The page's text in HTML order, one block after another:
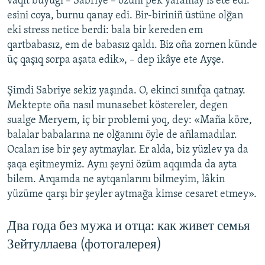
esini coya, burnu qanay edi. Bir-biriniñ üstüne olğan
eki stress netice berdi: bala bir kereden em
qartbabasız, em de babasız qaldı. Biz oña zornen künde
üç qaşıq sorpa aşata edik», – dep ikâye ete Ayşe.
Şimdi Sabriye sekiz yaşında. O, ekinci sınıfqa qatnay.
Mektepte oña nasıl munasebet köstereler, degen
sualge Meryem, iç bir problemi yoq, dey: «Maña köre,
balalar babalarına ne olğanını öyle de añlamadılar.
Ocaları ise bir şey aytmaylar. Er alda, biz yüzlev ya da
şaqa eşitmeymiz. Aynı şeyni özüm aqqımda da ayta
bilem. Arqamda ne aytqanlarını bilmeyim, lâkin
yüzüme qarşı bir şeyler aytmağa kimse cesaret etmey».
Два года без мужа и отца: как живет семья
Зейтуллаева (фотогалерея)